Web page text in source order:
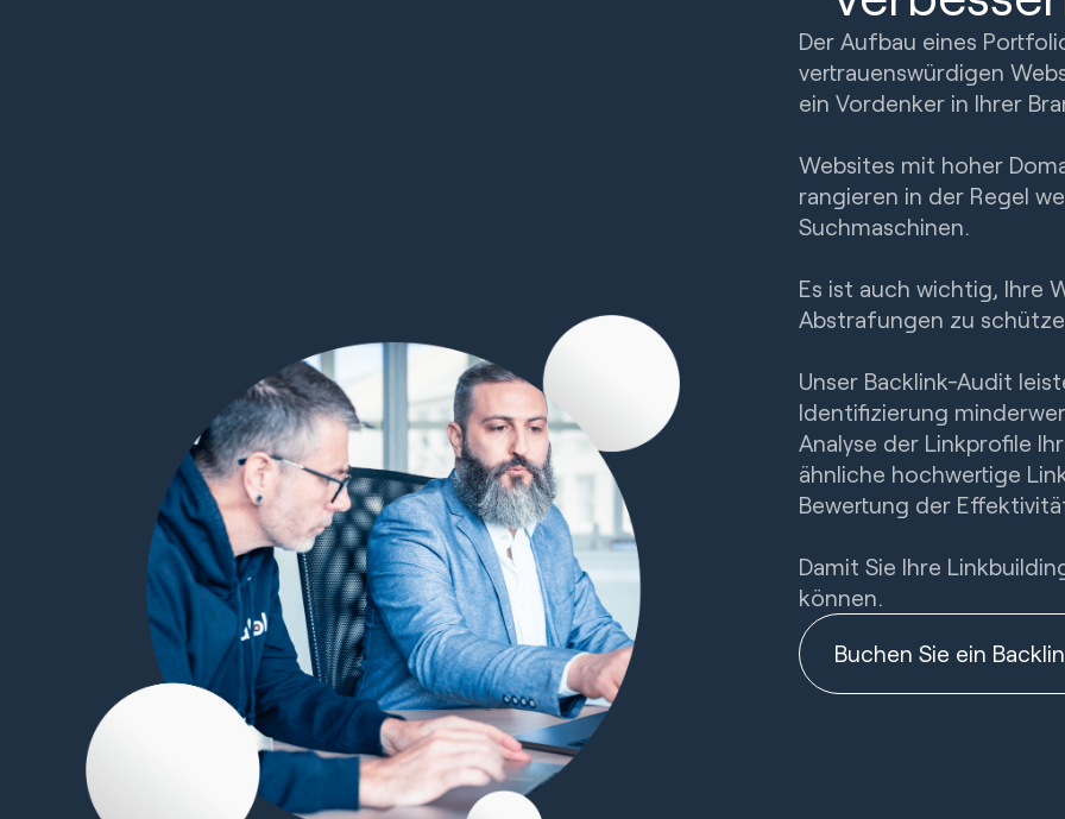
Der Aufbau eines
vertrauenswürdigen
ein Vordenker in Ihrer
Websites mit hoher
rangieren in der Regel
Suchmaschinen.
Es ist auch wichtig, Ihre
Abstrafungen zu
Unser Backlink-Audit
Identifizierung
Analyse der Linkprofile
ähnliche hochwertige
Bewertung der
Damit Sie Ihre
können.
Buchen Sie ein